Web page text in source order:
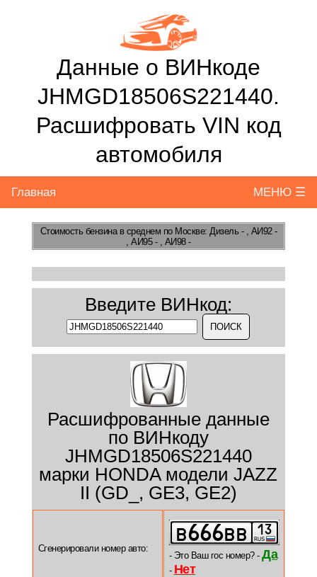
Данные о ВИНкоде
JHMGD18506S221440.
Расшифровать VIN код
автомобиля
Главная МЕНЮ ☰
Стоимость бензинав среднем по Москве: Дизель - , АИ92 -
, АИ95 - , АИ98 -
Введите ВИНкод:
Расшифрованные данные
по ВИНкоду
JHMGD18506S221440
марки HONDA модели JAZZ
II (GD_, GE3, GE2)
Сгенерировали номер авто:
- Это Ваш гос номер? - Да
- Нет